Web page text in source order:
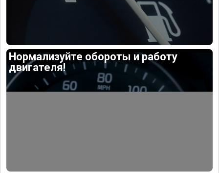
Нормализуйте обороты и работу
двигателя!